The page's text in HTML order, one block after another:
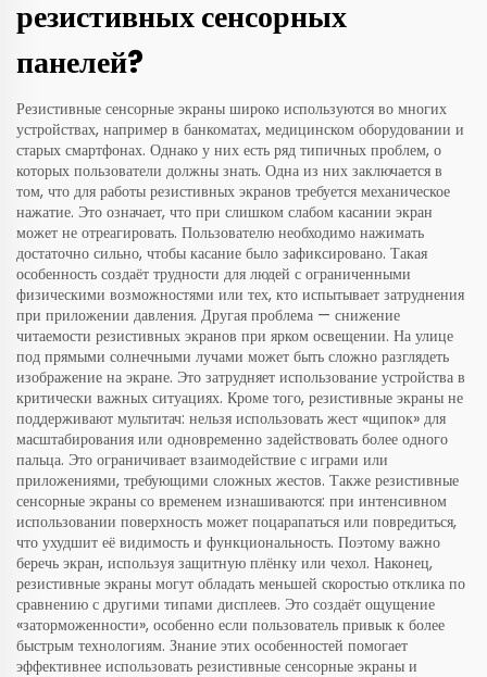
резистивных сенсорных
панелей?
Резистивные сенсорные экраны широко используются во многих
устройствах, например в банкоматах, медицинском оборудовании и
старых смартфонах. Однако у них есть ряд типичных проблем, о
которых пользователи должны знать. Одна из них заключается в
том, что для работы резистивных экранов требуется механическое
нажатие. Это означает, что при слишком слабом касании экран
может не отреагировать. Пользователю необходимо нажимать
достаточно сильно, чтобы касание было зафиксировано. Такая
особенность создаёт трудности для людей с ограниченными
физическими возможностями или тех, кто испытывает затруднения
при приложении давления. Другая проблема — снижение
читаемости резистивных экранов при ярком освещении. На улице
под прямыми солнечными лучами может быть сложно разглядеть
изображение на экране. Это затрудняет использование устройства в
критически важных ситуациях. Кроме того, резистивные экраны не
поддерживают мультитач: нельзя использовать жест «щипок» для
масштабирования или одновременно задействовать более одного
пальца. Это ограничивает взаимодействие с играми или
приложениями, требующими сложных жестов. Также резистивные
сенсорные экраны со временем изнашиваются: при интенсивном
использовании поверхность может поцарапаться или повредиться,
что ухудшит её видимость и функциональность. Поэтому важно
беречь экран, используя защитную плёнку или чехол. Наконец,
резистивные экраны могут обладать меньшей скоростью отклика по
сравнению с другими типами дисплеев. Это создаёт ощущение
«заторможенности», особенно если пользователь привык к более
быстрым технологиям. Знание этих особенностей помогает
эффективнее использовать резистивные сенсорные экраны и